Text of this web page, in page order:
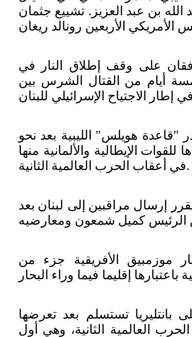
الله بن عبد العزيز. تشييع جثمان
على وقف إطلاق النار في
خمسة أيام من القتال الشرس بين
"قاعدة هويلس" الليبية بعد نحو
للقوات الإيطالية والألمانية منها
في أعقاب الحرب العالمية الثانية.
يقرر إرسال مراقبين إلى لبنان بعد
موزمبيق الأفريقية جزء من
على بانتليريا تستسلم بعد تعرضها
العالمية الثانية، وهي أول